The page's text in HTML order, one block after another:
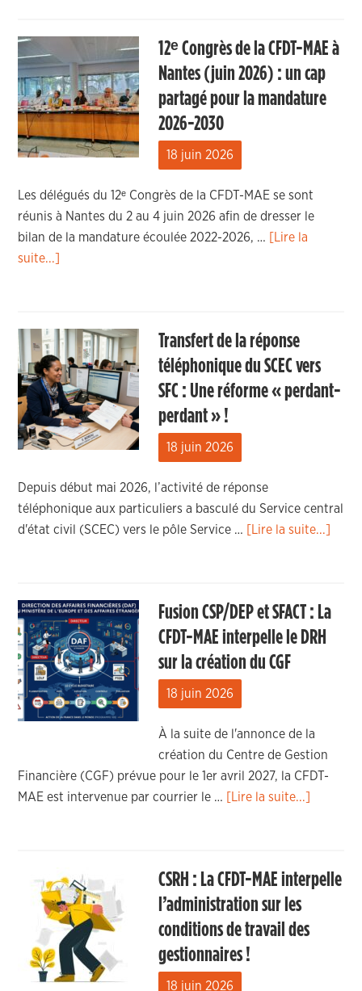
12ᵉ Congrès de la CFDT-MAE à
Nantes (juin 2026) : un cap
partagé pour la mandature
2026-2030
18 juin 2026
Les délégués du 12ᵉ Congrès de la CFDT-MAE se sont
réunis à Nantes du 2 au 4 juin 2026 afin de dresser le
bilan de la mandature écoulée 2022-2026, …
[Lire la
suite...]
Transfert de la réponse
téléphonique du SCEC vers
SFC : Une réforme « perdant-
perdant » !
18 juin 2026
Depuis début mai 2026, l’activité de réponse
téléphonique aux particuliers a basculé du Service central
d'état civil (SCEC) vers le pôle Service …
[Lire la suite...]
Fusion CSP/DEP et SFACT : La
CFDT-MAE interpelle le DRH
sur la création du CGF
18 juin 2026
À la suite de l'annonce de la
création du Centre de Gestion
Financière (CGF) prévue pour le 1er avril 2027, la CFDT-
MAE est intervenue par courrier le …
[Lire la suite...]
CSRH : La CFDT-MAE interpelle
l’administration sur les
conditions de travail des
gestionnaires !
18 juin 2026